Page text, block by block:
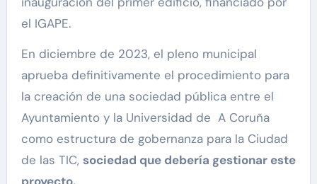
el IGAPE.
En diciembre de 2023, el pleno municipal
aprueba definitivamente el procedimiento para
la creación de una sociedad pública entre el
Ayuntamiento y la Universidad de A Coruña
como estructura de gobernanza para la Ciudad
de las TIC, sociedad que debería gestionar este